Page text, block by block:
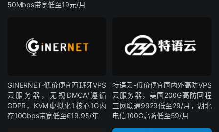
50Mbps带宽低至19元/月
GINERNET-低价便宜西班牙VPS
云服务器，无视DMCA/遵循
GDPR，KVM虚拟化1核心1G内
存10Gbps带宽低至€19.95/年
特语云-低价便宜国内外高防VPS
云服务器，美国200G高防回程
三网联通9929低至29/月，湖北
电信100G高防低至59/月